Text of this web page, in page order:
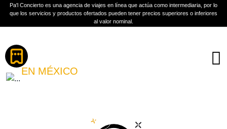
Pa'l Concierto es una agencia de viajes en línea que actúa como intermediaria, por lo
que los servicios y productos ofertados pueden tener precios superiores o inferiores
al valor nominal.
FESTIVAL CEREMONIA
EN MÉXICO
Más información